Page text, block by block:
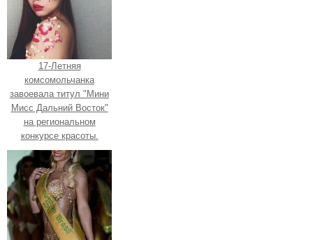
17-Летняя
комсомольчанка
завоевала титул "Мини
Мисс Дальний Восток"
на региональном
конкурсе красоты.